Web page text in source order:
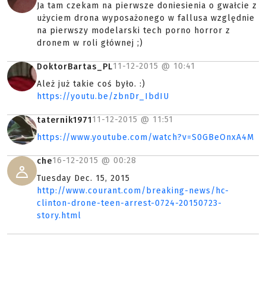
Ja tam czekam na pierwsze doniesienia o gwałcie z
użyciem drona wyposażonego w fallusa względnie
na pierwszy modelarski tech porno horror z
dronem w roli głównej ;)
DoktorBartas_PL11-12-2015 @ 10:41
Ależ już takie coś było. :)
https://youtu.be/zbnDr_IbdIU
taternik197111-12-2015 @ 11:51
https://www.youtube.com/watch?v=S0GBeOnxA4M
che16-12-2015 @ 00:28
Tuesday Dec. 15, 2015
http://www.courant.com/breaking-news/hc-
clinton-drone-teen-arrest-0724-20150723-
story.html